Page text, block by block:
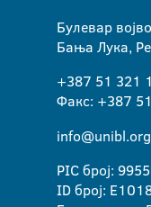
Булевар
Бања Лука,
+387 51 321
Факс: +387
info@unibl.org
PIC број:
ID број: